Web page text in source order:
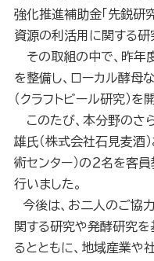
強化推進補助金「先鋭研
資源の利活用に関する研
その取組の中で、昨年
を整備し、ローカル酵母
（クラフトビール研究）を
このたび、本分野のさ
雄氏（株式会社石見麦酒
術センター）の２名を客
行いました。
今後は、お二人のご協
関する研究や発酵研究
るとともに、地域産業や